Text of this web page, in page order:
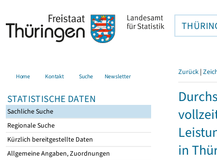
Home Kontakt Suche Newsletter
STATISTISCHE DATEN
Sachliche Suche
Regionale Suche
Kürzlich bereitgestellte Daten
Allgemeine Angaben, Zuordnungen
Zurück |
in